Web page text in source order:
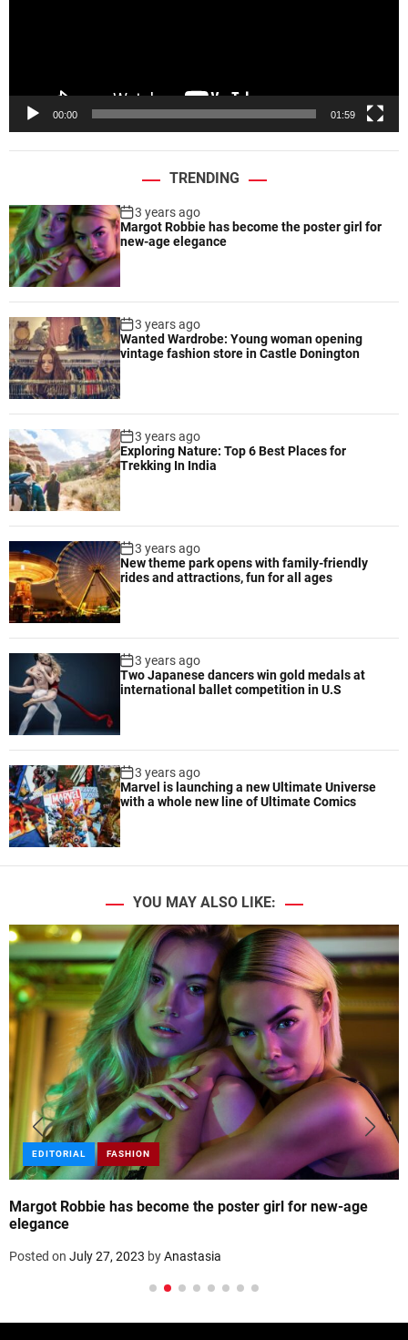
00:00 01:59
TRENDING
3 years ago
Margot Robbie has become the poster girl for
new-age elegance
3 years ago
Wanted Wardrobe: Young woman opening
vintage fashion store in Castle Donington
3 years ago
Exploring Nature: Top 6 Best Places for
Trekking In India
3 years ago
New theme park opens with family-friendly
rides and attractions, fun for all ages
3 years ago
Two Japanese dancers win gold medals at
international ballet competition in U.S
3 years ago
Marvel is launching a new Ultimate Universe
with a whole new line of Ultimate Comics
YOU MAY ALSO LIKE:
EDITORIAL FASHION
Margot Robbie has become the poster girl for new-age
elegance
Posted onJuly 27, 2023 byAnastasia